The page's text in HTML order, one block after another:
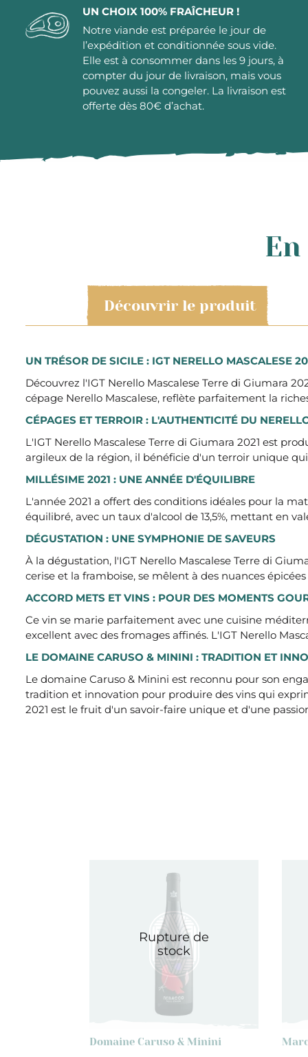
UN CHOIX 100% FRAÎCHEUR !
Notre viande est préparée le jour de
l’expédition et conditionnée sous vide.
Elle est à consommer dans les 9 jours, à
compter du jour de livraison, mais vous
pouvez aussi la congeler. La livraison est
offerte dès 80€ d’achat.
Découvrir le produit
UN TRÉSOR DE SICILE : IGT NERELLO MASCALESE
Découvrez l'IGT Nerello Mascalese Terre di Giumara
cépage Nerello Mascalese, reflète parfaitement la
CÉPAGES ET TERROIR : L'AUTHENTICITÉ DU
L'IGT Nerello Mascalese Terre di Giumara 2021 est
argileux de la région, il bénéficie d'un terroir unique
MILLÉSIME 2021 : UNE ANNÉE D'ÉQUILIBRE
L'année 2021 a offert des conditions idéales pour la
équilibré, avec un taux d'alcool de 13,5%, mettant en
DÉGUSTATION : UNE SYMPHONIE DE SAVEURS
À la dégustation, l'IGT Nerello Mascalese Terre di
cerise et la framboise, se mêlent à des nuances
ACCORD METS ET VINS : POUR DES MOMENTS
Ce vin se marie parfaitement avec une cuisine
excellent avec des fromages affinés. L'IGT Nerello
LE DOMAINE CARUSO & MININI : TRADITION ET
Le domaine Caruso & Minini est reconnu pour son
tradition et innovation pour produire des vins qui
2021 est le fruit d'un savoir-faire unique et d'une
Rupture de
stock
Domaine Caruso & Minini